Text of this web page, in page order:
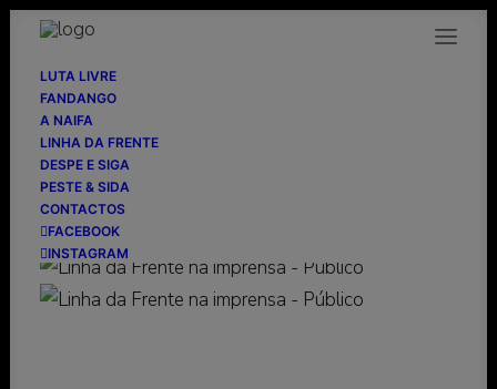
LUTA LIVRE
FANDANGO
A NAIFA
LINHA DA FRENTE
DESPE E SIGA
PESTE & SIDA
CONTACTOS
FACEBOOK
INSTAGRAM
Público
08/02/2002